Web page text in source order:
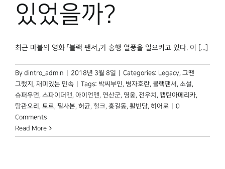
있었을까?
최근 마블의 영화 「블랙 팬서」가 흥행 열풍을 일으키고 있다. 이 [...]
By dintro_admin 2018년 3월 8일 Categories: Legacy, 그땐
그랬지 , 재미있는 민속 Tags: 박씨부인, 병자호란, 블랙팬서 , 소설,
슈퍼우먼, 스파이더맨, 아이언맨, 연산군, 영웅, 전우치 , 캡틴아메리카,
탐관오리 , 토르, 필사본, 허균, 헐크, 홍길동, 활빈당, 히어로
0
Comments
Read More